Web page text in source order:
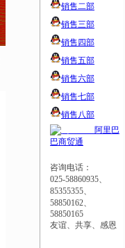
销售二部
销售三部
销售四部
销售五部
销售六部
销售七部
销售八部
阿里巴
巴商贸通
咨询电话：
025-58860935、
85355355、
58850162、
58850165
友谊、共享、感恩